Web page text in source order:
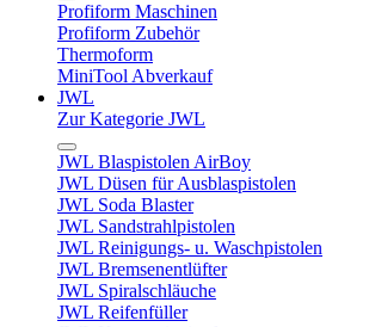
Profiform Maschinen
Profiform Zubehör
Thermoform
MiniTool Abverkauf
JWL
Zur Kategorie JWL
JWL Blaspistolen AirBoy
JWL Düsen für Ausblaspistolen
JWL Soda Blaster
JWL Sandstrahlpistolen
JWL Reinigungs- u. Waschpistolen
JWL Bremsenentlüfter
JWL Spiralschläuche
JWL Reifenfüller